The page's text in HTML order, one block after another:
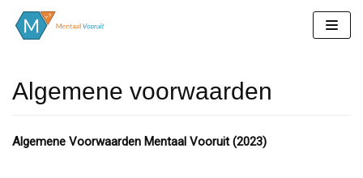
Meteen
de
inhoud
Algemene voorwaarden
Algemene Voorwaarden Mentaal Vooruit (2023)